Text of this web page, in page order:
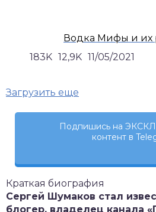
Водка Мифы и их
183K 12,9K 11/05/2021
Загрузить еще
Подпишись на
контент в
Краткая биография
Сергей Шумаков стал
блогер, владелец канала